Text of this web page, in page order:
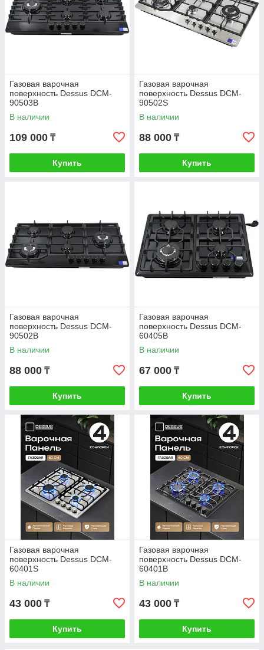
Газовая варочная
поверхность Dessus DCM-
90503B
В наличии
109 000 ₸
Купить
Газовая варочная
поверхность Dessus DCM-
90502S
В наличии
88 000 ₸
Купить
Газовая варочная
поверхность Dessus DCM-
90502B
В наличии
88 000 ₸
Купить
Газовая варочная
поверхность Dessus DCM-
60405B
В наличии
67 000 ₸
Купить
Газовая варочная
поверхность Dessus DCM-
60401S
В наличии
43 000 ₸
Купить
Газовая варочная
поверхность Dessus DCM-
60401B
В наличии
43 000 ₸
Купить